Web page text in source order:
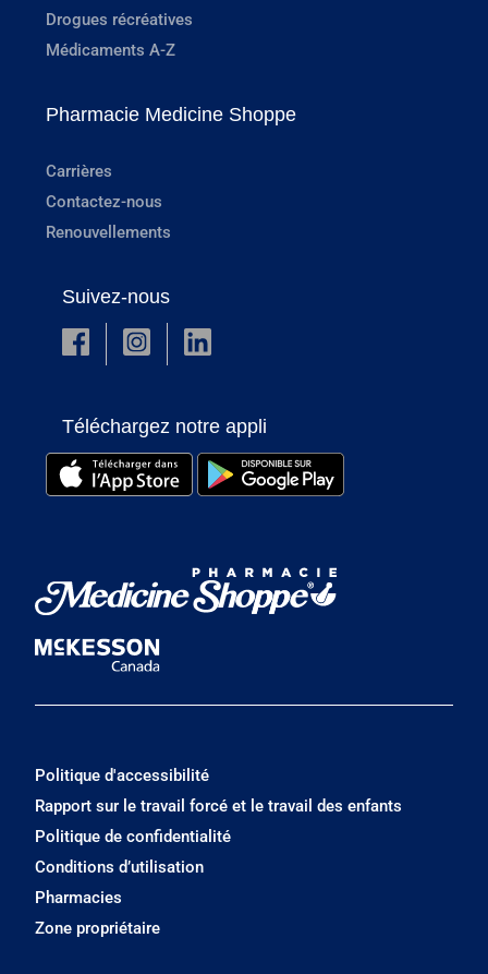
Drogues récréatives
Médicaments A-Z
Pharmacie Medicine Shoppe
Carrières
Contactez-nous
Renouvellements
Suivez-nous
Téléchargez notre appli
Politique d'accessibilité
Rapport sur le travail forcé et le travail des enfants
Politique de confidentialité
Conditions d’utilisation
Pharmacies
Zone propriétaire